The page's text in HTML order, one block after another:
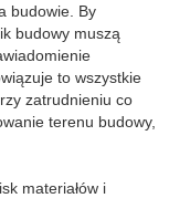
budowie. By
budowy muszą
to wszystkie
zatrudnieniu co
terenu budowy,
materiałów i